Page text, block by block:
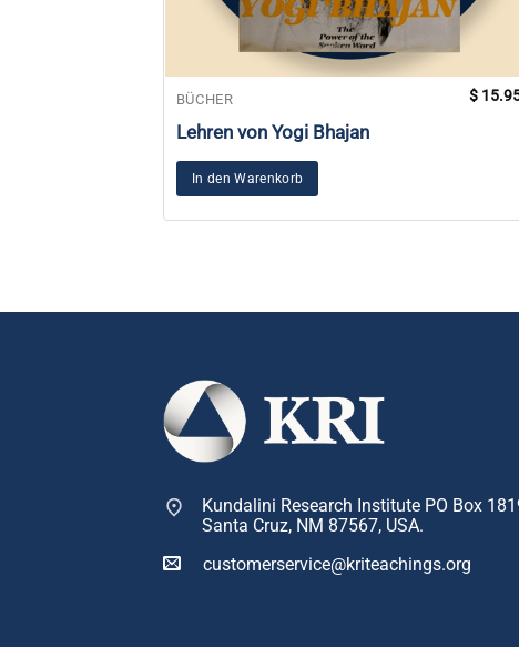
BÜCHER
Lehren von Yogi Bhajan
$
In den Warenkorb
Kundalini Research Institute PO Box
Santa Cruz, NM 87567, USA.
customerservice@kriteachings.org